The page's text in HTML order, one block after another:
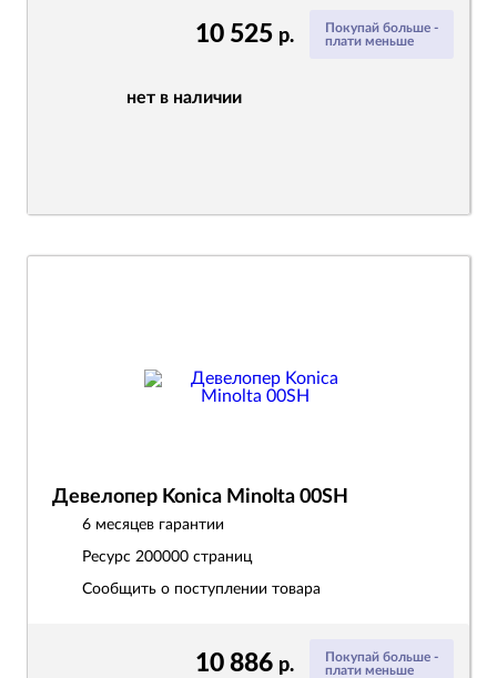
Покупай больше -
плати меньше
10 525 р.
нет в наличии
Покупай больше -
плати меньше
10 886 р.
Девелопер Konica Minolta 00SH
6 месяцев гарантии
Ресурс 200000 страниц
Сообщить о поступлении товара